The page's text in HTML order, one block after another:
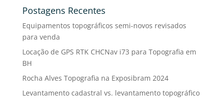
Postagens Recentes
Equipamentos topográficos semi-novos revisados
para venda
Locação de GPS RTK CHCNav i73 para Topografia em
BH
Rocha Alves Topografia na Exposibram 2024
Levantamento cadastral vs. levantamento topográfico